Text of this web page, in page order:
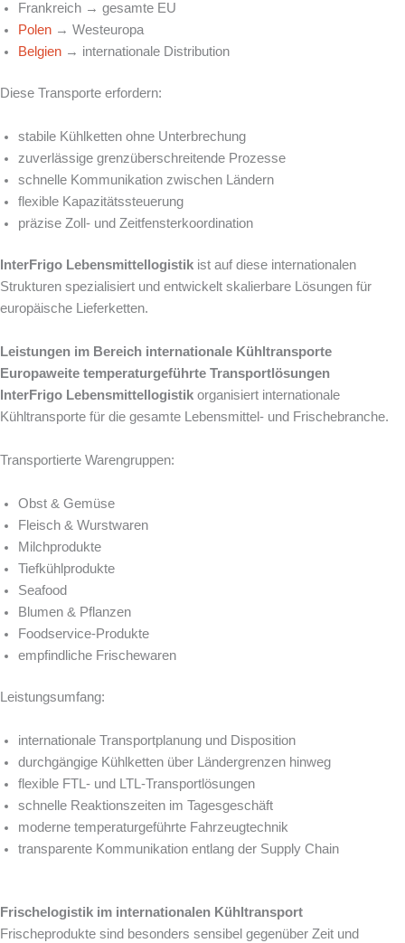
Frankreich → gesamte EU
Polen → Westeuropa
Belgien → internationale Distribution
Diese Transporte erfordern:
stabile Kühlketten ohne Unterbrechung
zuverlässige grenzüberschreitende Prozesse
schnelle Kommunikation zwischen Ländern
flexible Kapazitätssteuerung
präzise Zoll- und Zeitfensterkoordination
InterFrigo Lebensmittellogistik ist auf diese internationalen
Strukturen spezialisiert und entwickelt skalierbare Lösungen für
europäische Lieferketten.
Leistungen im Bereich internationale Kühltransporte
Europaweite temperaturgeführte Transportlösungen
InterFrigo Lebensmittellogistik organisiert internationale
Kühltransporte für die gesamte Lebensmittel- und Frischebranche.
Transportierte Warengruppen:
Obst & Gemüse
Fleisch & Wurstwaren
Milchprodukte
Tiefkühlprodukte
Seafood
Blumen & Pflanzen
Foodservice-Produkte
empfindliche Frischewaren
Leistungsumfang:
internationale Transportplanung und Disposition
durchgängige Kühlketten über Ländergrenzen hinweg
flexible FTL- und LTL-Transportlösungen
schnelle Reaktionszeiten im Tagesgeschäft
moderne temperaturgeführte Fahrzeugtechnik
transparente Kommunikation entlang der Supply Chain
Frischelogistik im internationalen Kühltransport
Frischeprodukte sind besonders sensibel gegenüber Zeit und